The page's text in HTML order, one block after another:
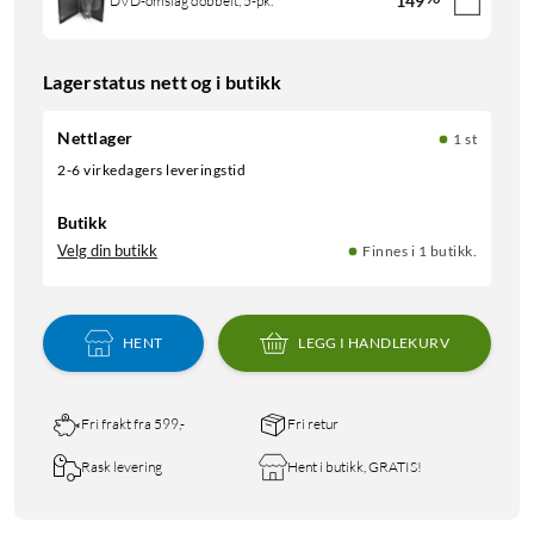
Lagerstatus nett og i butikk
Nettlager
1 st
2-6 virkedagers leveringstid
Butikk
Velg din butikk Finnes i 1 butikk.
HENT LEGG I HANDLEKURV
Fri frakt fra 599,- Fri retur
Rask levering Hent i butikk, GRATIS!